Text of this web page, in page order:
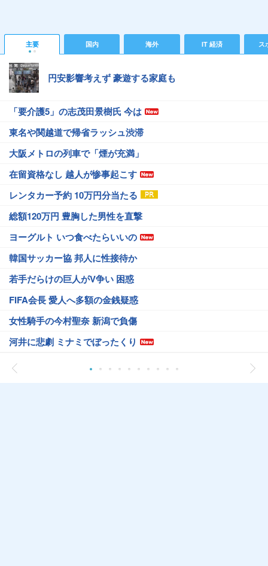
主要 国内 海外 IT 経済 ス
円安影響考えず 豪遊する家庭も
「要介護5」の志茂田景樹氏 今は
東名や関越道で帰省ラッシュ渋滞
大阪メトロの列車で「煙が充満」
在留資格なし 越人が惨事起こす
レンタカー予約 10万円分当たる
総額120万円 豊胸した男性を直撃
ヨーグルト いつ食べたらいいの
韓国サッカー協 邦人に性接待か
若手だらけの巨人がV争い 困惑
FIFA会長 愛人へ多額の金銭疑惑
女性騎手の今村聖奈 新潟で負傷
河井に悲劇 ミナミでぼったくり